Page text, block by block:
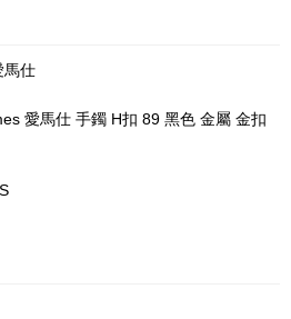
馬仕
愛馬仕 手鐲 H扣 89 黑色 金屬 金扣